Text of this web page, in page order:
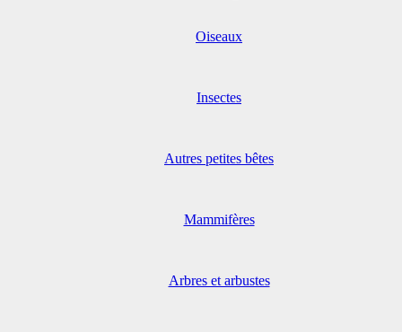
Oiseaux
Insectes
Autres petites bêtes
Mammifères
Arbres et arbustes